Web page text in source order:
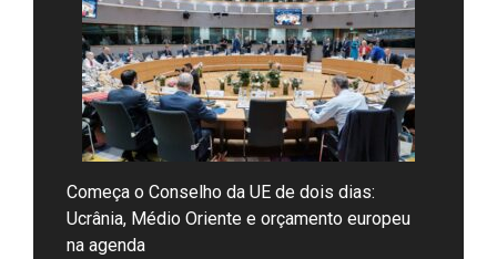
Começa o Conselho da UE de dois dias:
Ucrânia, Médio Oriente e orçamento europeu
na agenda